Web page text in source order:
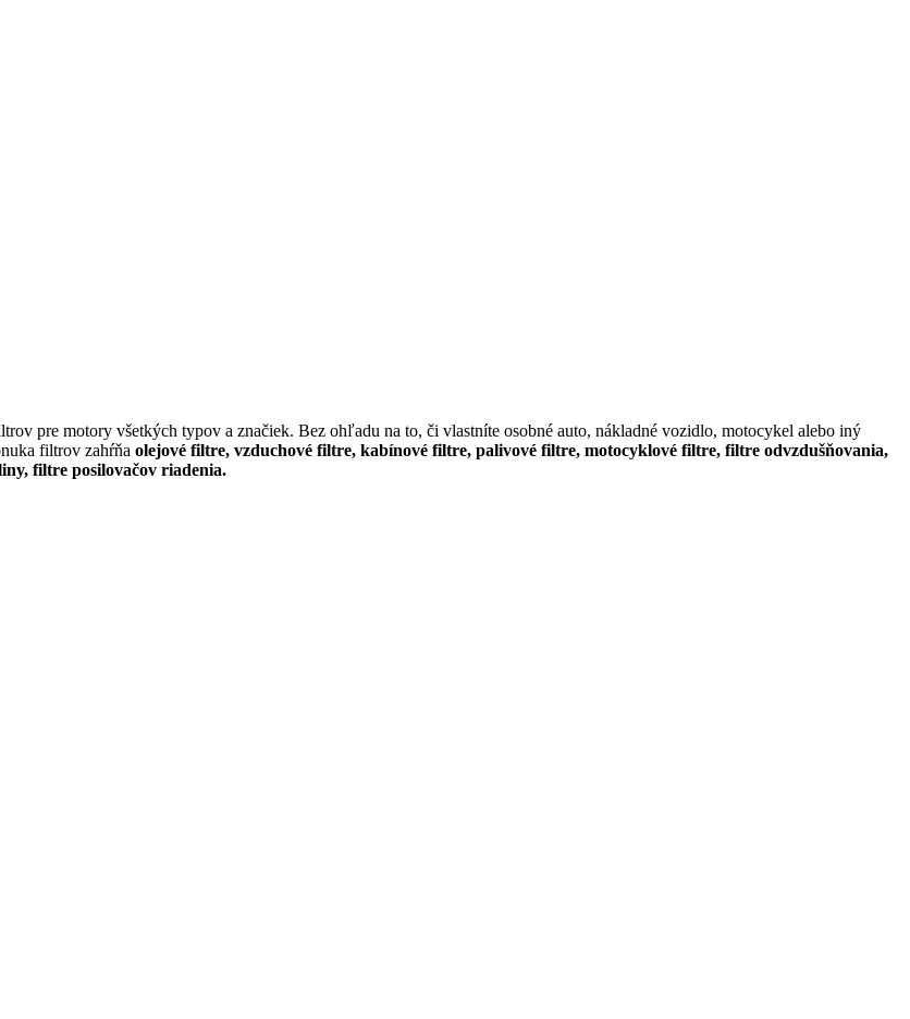
pre motory všetkých typov a značiek. Bez ohľadu na to, či vlastníte osobné auto, nákladné vozidlo, motocykel alebo iný
filtrov zahŕňa olejové filtre, vzduchové filtre, kabínové filtre, palivové filtre, motocyklové filtre, filtre odvzdušňovania,
filtre posilovačov riadenia.